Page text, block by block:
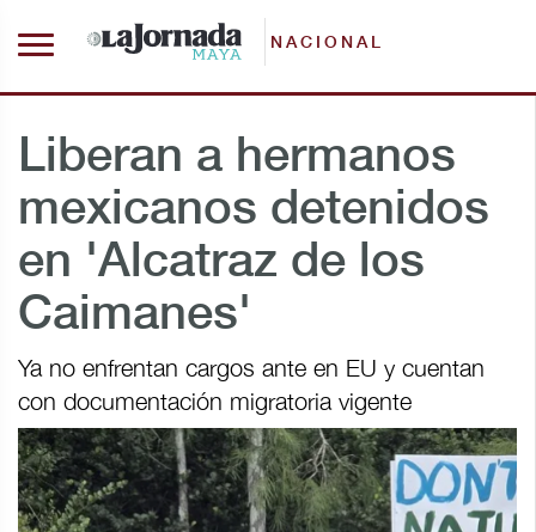
NACIONAL
Liberan a hermanos
mexicanos detenidos
en 'Alcatraz de los
Caimanes'
Ya no enfrentan cargos ante en EU y cuentan
con documentación migratoria vigente